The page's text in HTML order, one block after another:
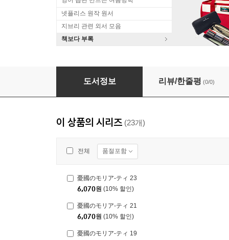
넷플리스 원작 원서
지브리 관련 외서 모음
책보다 부록
憂國のモリア-ティ 2
도서정보 리뷰/한줄평 (0/0)
이 상품의 시리즈 (23개)
전체 품절포함
憂國のモリア-ティ 23
6,070원 (10% 할인)
憂國のモリア-ティ 21
6,070원 (10% 할인)
憂國のモリア-ティ 19